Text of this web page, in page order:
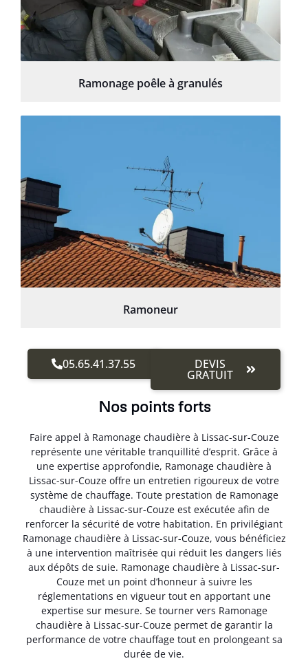
Ramonage poêle à granulés
Ramoneur
05.65.41.37.55 DEVIS
GRATUIT
Nos points forts
Faire appel à Ramonage chaudière à Lissac-sur-Couze
représente une véritable tranquillité d’esprit. Grâce à
une expertise approfondie, Ramonage chaudière à
Lissac-sur-Couze offre un entretien rigoureux de votre
système de chauffage. Toute prestation de Ramonage
chaudière à Lissac-sur-Couze est exécutée afin de
renforcer la sécurité de votre habitation. En privilégiant
Ramonage chaudière à Lissac-sur-Couze, vous bénéficiez
à une intervention maîtrisée qui réduit les dangers liés
aux dépôts de suie. Ramonage chaudière à Lissac-sur-
Couze met un point d’honneur à suivre les
réglementations en vigueur tout en apportant une
expertise sur mesure. Se tourner vers Ramonage
chaudière à Lissac-sur-Couze permet de garantir la
performance de votre chauffage tout en prolongeant sa
durée de vie.